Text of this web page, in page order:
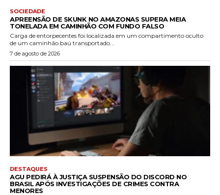
SOCIEDADE
APREENSÃO DE SKUNK NO AMAZONAS SUPERA MEIA
TONELADA EM CAMINHÃO COM FUNDO FALSO
Carga de entorpecentes foi localizada em um compartimento oculto
de um caminhão baú transportado...
7 de agosto de 2026
DESTAQUES
AGU PEDIRÁ À JUSTIÇA SUSPENSÃO DO DISCORD NO
BRASIL APÓS INVESTIGAÇÕES DE CRIMES CONTRA
MENORES